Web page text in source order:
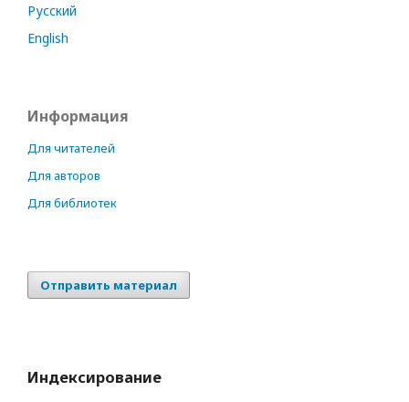
Русский
English
Информация
Для читателей
Для авторов
Для библиотек
Отправить материал
Индексирование